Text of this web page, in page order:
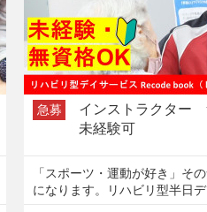
急募
インストラクタ
未経験可
「スポーツ・運動が好き」そ
になります。リハビリ型半日